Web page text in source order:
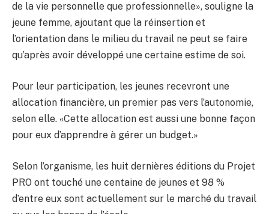
de la vie personnelle que professionnelle», souligne la
jeune femme, ajoutant que la réinsertion et
l’orientation dans le milieu du travail ne peut se faire
qu’après avoir développé une certaine estime de soi.
Pour leur participation, les jeunes recevront une
allocation financière, un premier pas vers l’autonomie,
selon elle. «Cette allocation est aussi une bonne façon
pour eux d’apprendre à gérer un budget.»
Selon l’organisme, les huit dernières éditions du Projet
PRO ont touché une centaine de jeunes et 98 %
d’entre eux sont actuellement sur le marché du travail